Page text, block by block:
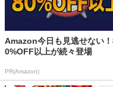
Amazon今日も見逃せない
0%OFF以上が続々登場
PR(Amazon)